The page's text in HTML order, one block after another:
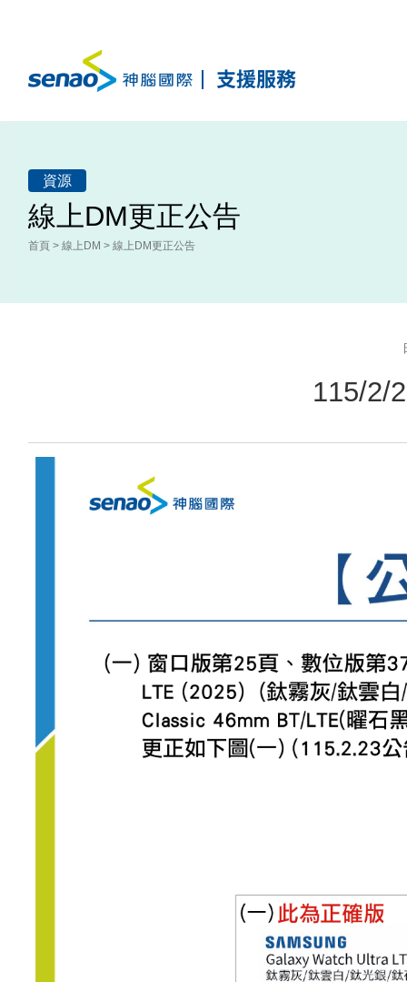
資源
線上DM更正公告
首頁 > 線上DM > 線上DM更正公告
115/2/